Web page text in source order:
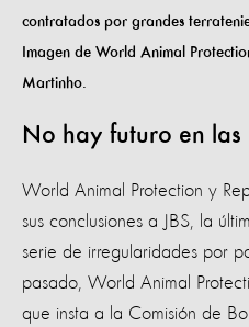
contratados por grandes
Imagen de World Animal
Martinho.
No hay futuro en
World Animal Protection y
sus conclusiones a JBS, la
serie de irregularidades por
pasado, World Animal
que insta a la Comisión de